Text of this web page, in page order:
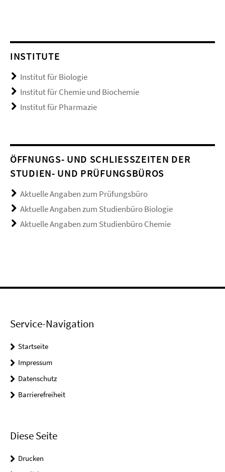
INSTITUTE
Institut für Biologie
Institut für Chemie und Biochemie
Institut für Pharmazie
ÖFFNUNGS- UND SCHLIESSZEITEN DER S
TUDIEN- UND PRÜFUNGSBÜROS
Aktuelle Angaben zum Prüfungsbüro
Aktuelle Angaben zum Studienbüro Biologie
Aktuelle Angaben zum Studienbüro Chemie
Service-Navigation
Startseite
Impressum
Datenschutz
Barrierefreiheit
Diese Seite
Drucken